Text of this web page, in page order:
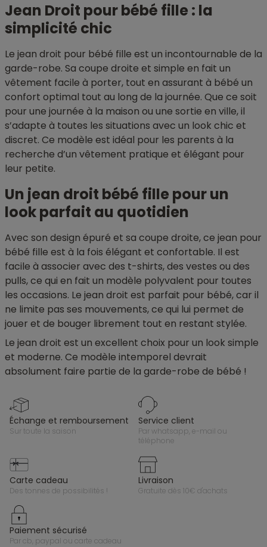
Jean Droit pour bébé fille : la
simplicité chic
Le jean droit pour bébé fille est un incontournable de la
garde-robe. Sa coupe droite et simple en fait un
vêtement facile à porter, tout en assurant à bébé un
confort optimal tout au long de la journée. Que ce soit
pour une journée à la maison ou une sortie en ville, il
s’adapte à toutes les situations avec un look chic et
discret. Ce modèle est idéal pour les parents à la
recherche d’un vêtement pratique et élégant pour
leur petite.
Un jean droit bébé fille pour un
look parfait au quotidien
Avec son design épuré et sa coupe droite, ce jean pour
bébé fille est à la fois élégant et confortable. Il est
facile à associer avec des t-shirts, des vestes ou des
pulls, ce qui en fait un modèle polyvalent pour toutes
les occasions. Le jean droit est parfait pour bébé, car il
ne limite pas ses mouvements, ce qui lui permet de
jouer et de bouger librement tout en restant stylée.
Le jean droit est un excellent choix pour un look simple
et moderne. Ce modèle intemporel devrait
absolument faire partie de la garde-robe de bébé !
échange et remboursement
sur toute la saison
service client
par whatsapp, e-mail ou
téléphone
carte cadeau
des tonnes de possibilités !
livraison
gratuite dès 10€ d'achats
paiement sécurisé
par cb, paypal ou carte cadeau